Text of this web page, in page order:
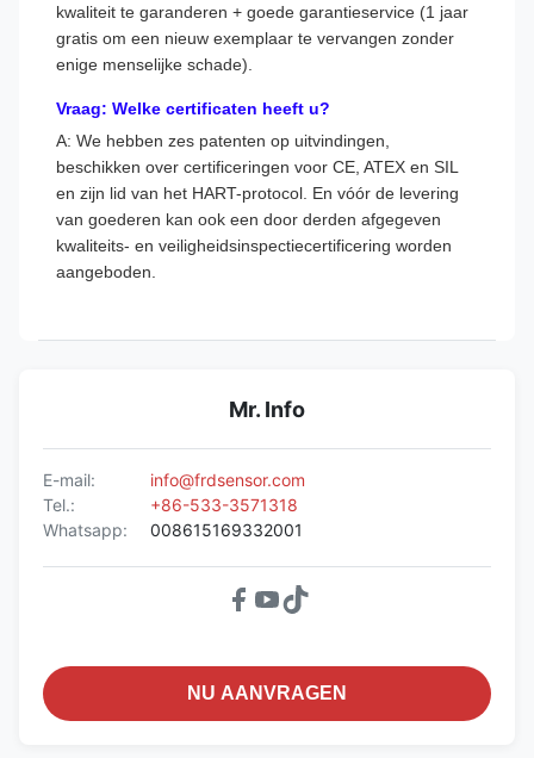
kwaliteit te garanderen + goede garantieservice (1 jaar
gratis om een ​​nieuw exemplaar te vervangen zonder
enige menselijke schade).
Vraag: Welke certificaten heeft u?
A: We hebben zes patenten op uitvindingen,
beschikken over certificeringen voor CE, ATEX en SIL
en zijn lid van het HART-protocol. En vóór de levering
van goederen kan ook een door derden afgegeven
kwaliteits- en veiligheidsinspectiecertificering worden
aangeboden.
Mr. Info
E-mail:
info@frdsensor.com
Tel.:
+86-533-3571318
Whatsapp:
008615169332001
NU AANVRAGEN